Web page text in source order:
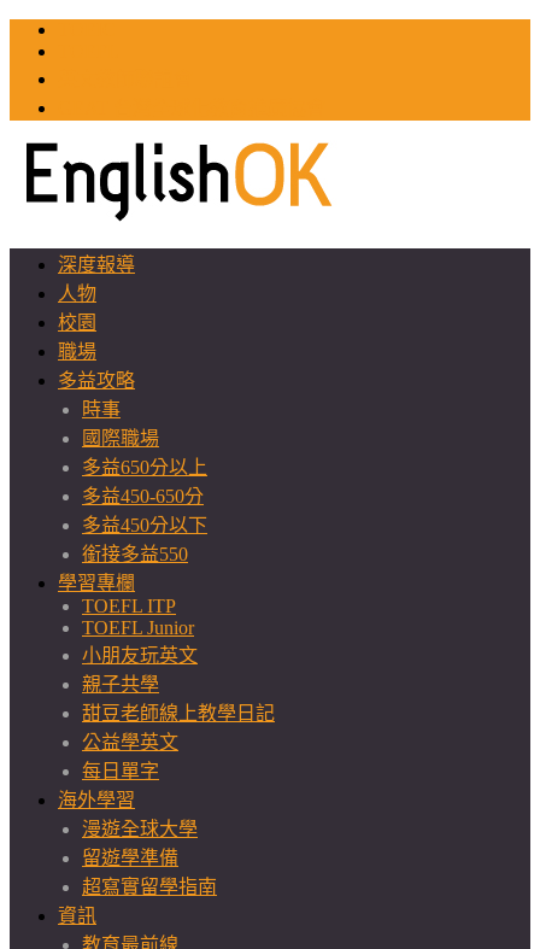
深度報導
人物
校園
職場
多益攻略
時事
國際職場
多益650分以上
多益450-650分
多益450分以下
銜接多益550
學習專欄
TOEFL ITP
TOEFL Junior
小朋友玩英文
親子共學
甜豆老師線上教學日記
公益學英文
每日單字
海外學習
漫遊全球大學
留遊學準備
超寫實留學指南
資訊
教育最前線